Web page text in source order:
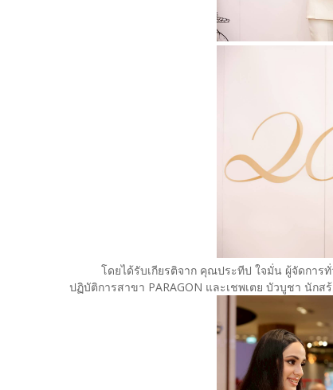
โดยได้รับเกียรติจาก คุณประทีป ใจมั่น ผู้จัดการทั่
ปฏิบัติการสาขา PARAGON และเชพเตย บัวบูชา นัก